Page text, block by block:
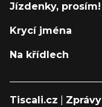
Jízdenky, prosím!
Krycí jména
Na křídlech
Tiscali.cz Zprávy